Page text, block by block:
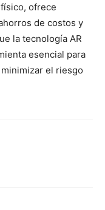
ofrece
de costos y
la tecnología AR
esencial para
el riesgo